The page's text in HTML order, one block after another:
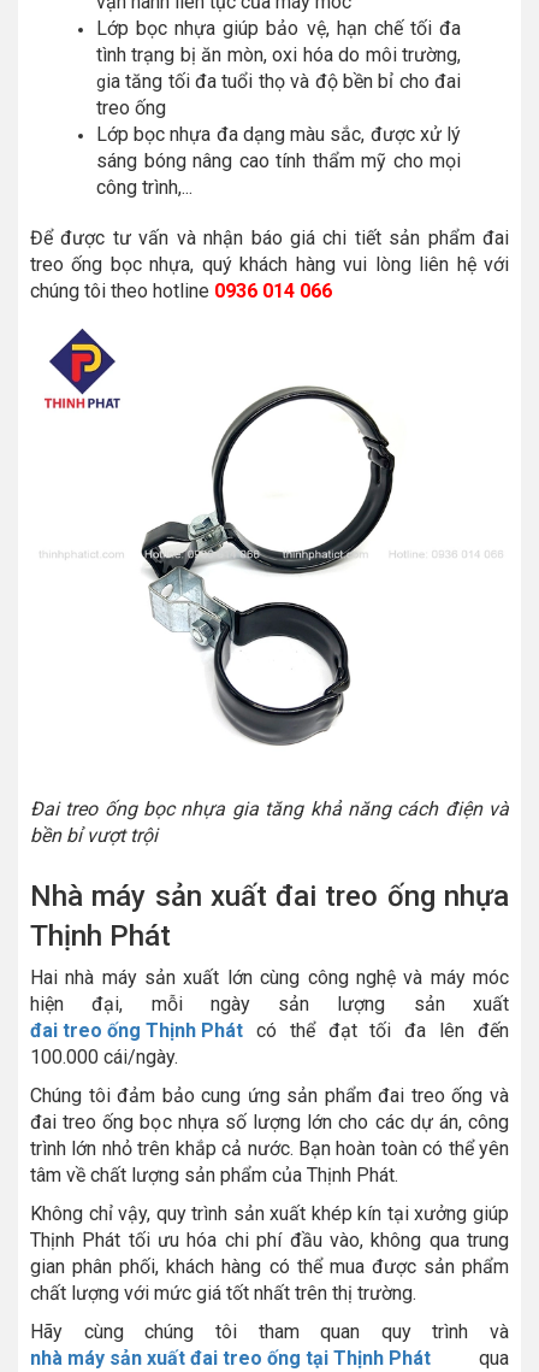
Lớp bọc nhựa giúp bảo vệ, hạn chế tối đa
tình trạng bị ăn mòn, oxi hóa do môi trường,
gia tăng tối đa tuổi thọ và độ bền bỉ cho đai
treo ống
Lớp bọc nhựa đa dạng màu sắc, được xử lý
sáng bóng nâng cao tính thẩm mỹ cho mọi
công trình,...
Để được tư vấn và nhận báo giá chi tiết sản phẩm đai
treo ống bọc nhựa, quý khách hàng vui lòng liên hệ với
chúng tôi theo hotline 0936 014 066
Đai treo ống bọc nhựa gia tăng khả năng cách điện và
bền bỉ vượt trội
Nhà máy sản xuất đai treo ống nhựa
Thịnh Phát
Hai nhà máy sản xuất lớn cùng công nghệ và máy móc
hiện đại, mỗi ngày sản lượng sản xuất
đai treo ống Thịnh Phát có thể đạt tối đa lên đến
100.000 cái/ngày.
Chúng tôi đảm bảo cung ứng sản phẩm đai treo ống và
đai treo ống bọc nhựa số lượng lớn cho các dự án, công
trình lớn nhỏ trên khắp cả nước. Bạn hoàn toàn có thể yên
tâm về chất lượng sản phẩm của Thịnh Phát.
Không chỉ vậy, quy trình sản xuất khép kín tại xưởng giúp
Thịnh Phát tối ưu hóa chi phí đầu vào, không qua trung
gian phân phối, khách hàng có thể mua được sản phẩm
chất lượng với mức giá tốt nhất trên thị trường.
Hãy cùng chúng tôi tham quan quy trình và
nhà máy sản xuất đai treo ống tại Thịnh Phát qua